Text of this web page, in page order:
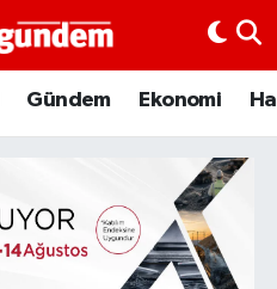
Gündem Ekonomi